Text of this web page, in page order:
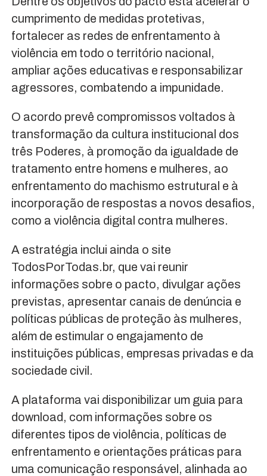
cumprimento de medidas protetivas,
fortalecer as redes de enfrentamento à
violência em todo o território nacional,
ampliar ações educativas e responsabilizar
agressores, combatendo a impunidade.
O acordo prevê compromissos voltados à
transformação da cultura institucional dos
três Poderes, à promoção da igualdade de
tratamento entre homens e mulheres, ao
enfrentamento do machismo estrutural e à
incorporação de respostas a novos desafios,
como a violência digital contra mulheres.
A estratégia inclui ainda o site
TodosPorTodas.br, que vai reunir
informações sobre o pacto, divulgar ações
previstas, apresentar canais de denúncia e
políticas públicas de proteção às mulheres,
além de estimular o engajamento de
instituições públicas, empresas privadas e da
sociedade civil.
A plataforma vai disponibilizar um guia para
download, com informações sobre os
diferentes tipos de violência, políticas de
enfrentamento e orientações práticas para
uma comunicação responsável, alinhada ao